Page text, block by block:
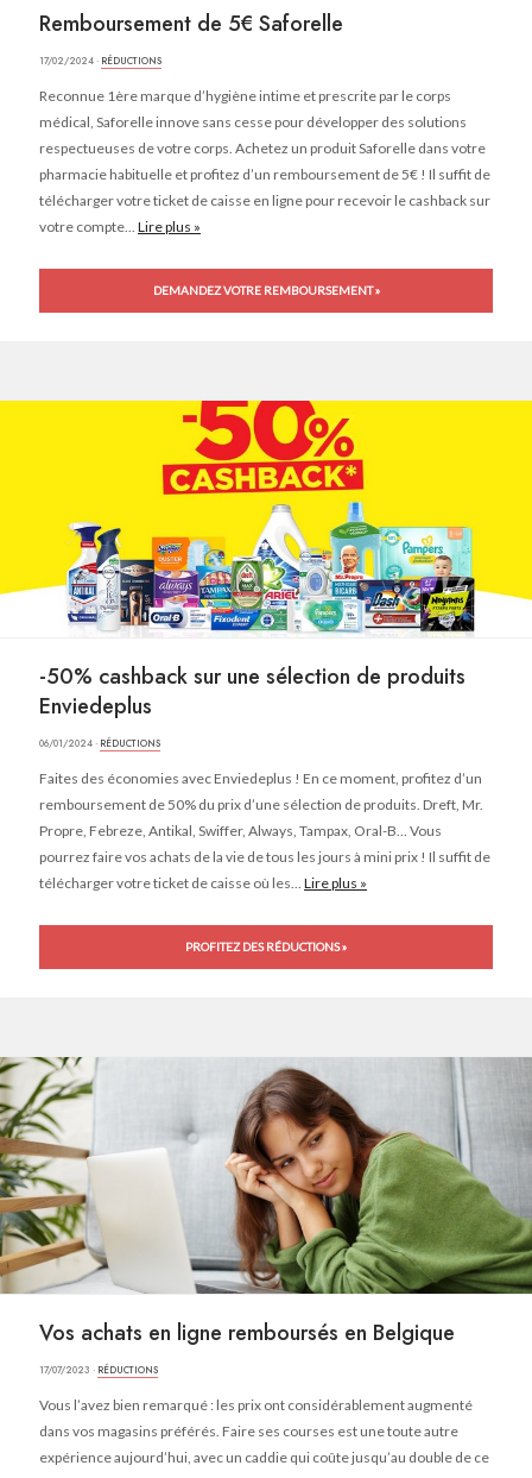
Remboursement de 5€ Saforelle
17/02/2024 · RÉDUCTIONS
Reconnue 1ère marque d’hygiène intime et prescrite par le corps
médical, Saforelle innove sans cesse pour développer des solutions
respectueuses de votre corps. Achetez un produit Saforelle dans votre
pharmacie habituelle et profitez d’un remboursement de 5€ ! Il suffit de
télécharger votre ticket de caisse en ligne pour recevoir le cashback sur
votre compte... Lire plus »
DEMANDEZ VOTRE REMBOURSEMENT »
-50% cashback sur une sélection de produits
Enviedeplus
06/01/2024 · RÉDUCTIONS
Faites des économies avec Enviedeplus ! En ce moment, profitez d’un
remboursement de 50% du prix d’une sélection de produits. Dreft, Mr.
Propre, Febreze, Antikal, Swiffer, Always, Tampax, Oral-B… Vous
pourrez faire vos achats de la vie de tous les jours à mini prix ! Il suffit de
télécharger votre ticket de caisse où les... Lire plus »
PROFITEZ DES RÉDUCTIONS »
Vos achats en ligne remboursés en Belgique
17/07/2023 · RÉDUCTIONS
Vous l’avez bien remarqué : les prix ont considérablement augmenté
dans vos magasins préférés. Faire ses courses est une toute autre
expérience aujourd’hui, avec un caddie qui coûte jusqu’au double de ce